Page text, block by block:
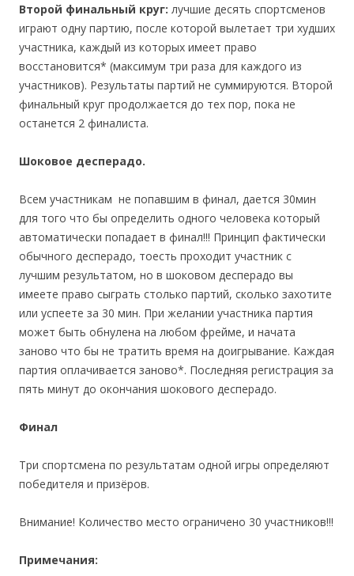
Второй финальный круг: лучшие десять спортсменов
играют одну партию, после которой вылетает три худших
участника, каждый из которых имеет право
восстановится* (максимум три раза для каждого из
участников). Результаты партий не суммируются. Второй
финальный круг продолжается до тех пор, пока не
останется 2 финалиста.
Шоковое десперадо.
Всем участникам не попавшим в финал, дается 30мин
для того что бы определить одного человека который
автоматически попадает в финал!!! Принцип фактически
обычного десперадо, тоесть проходит участник с
лучшим результатом, но в шоковом десперадо вы
имеете право сыграть столько партий, сколько захотите
или успеете за 30 мин. При желании участника партия
может быть обнулена на любом фрейме, и начата
заново что бы не тратить время на доигрывание. Каждая
партия оплачивается заново*. Последняя регистрация за
пять минут до окончания шокового десперадо.
Финал
Три спортсмена по результатам одной игры определяют
победителя и призёров.
Внимание! Количество место ограничено 30 участников!!!
Примечания: